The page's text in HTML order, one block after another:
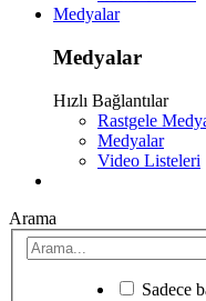
Medyalar
Medyalar
Hızlı Bağlantılar
Rastgele
Medyalar
Video Listeleri
Arama
Sadece